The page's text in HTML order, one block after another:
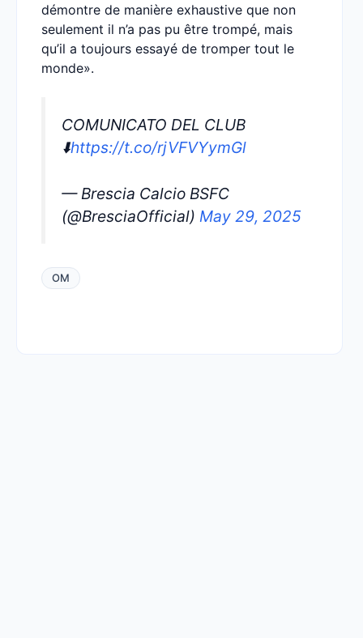
démontre de manière exhaustive que non
seulement il n’a pas pu être trompé, mais
qu’il a toujours essayé de tromper tout le
monde».
COMUNICATO DEL CLUB
⬇️https://t.co/rjVFVYymGl
— Brescia Calcio BSFC
(@BresciaOfficial) May 29, 2025
OM